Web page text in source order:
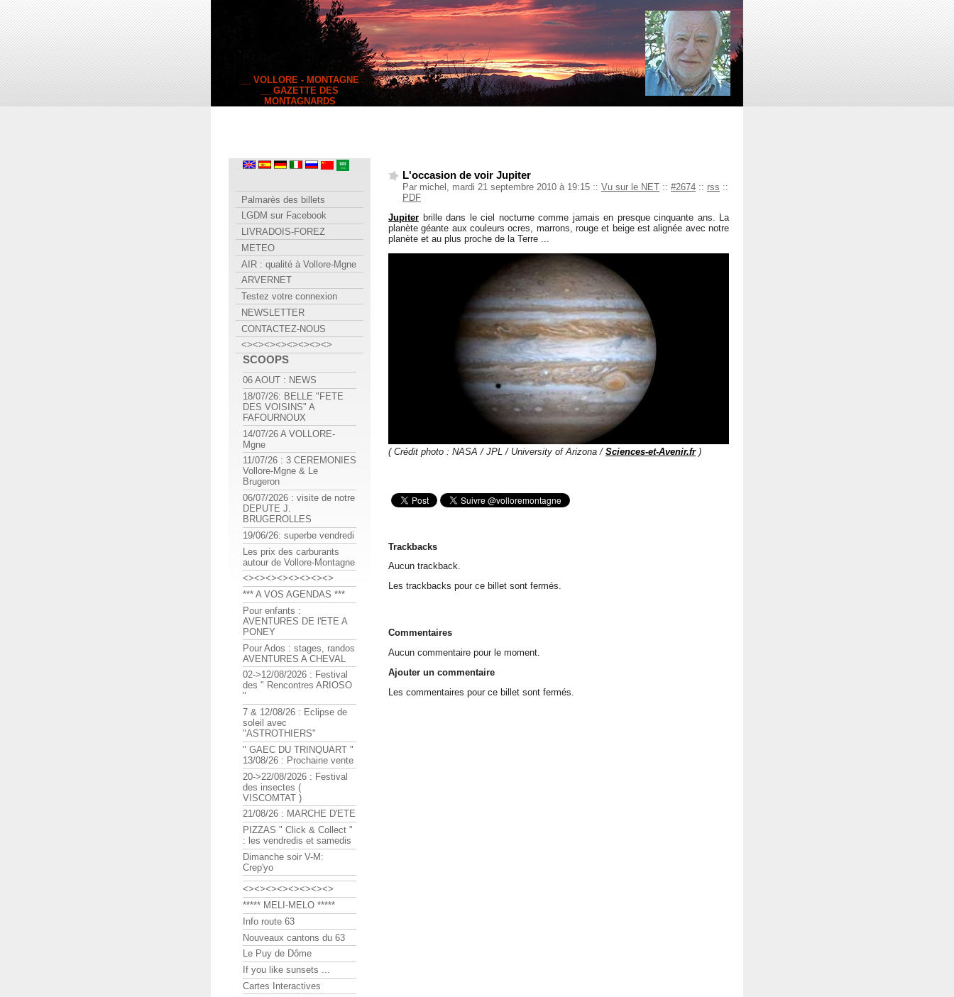
__ VOLLORE - MONTAGNE
__ GAZETTE DES
MONTAGNARDS
L'occasion de voir Jupiter
Par michel, mardi 21 septembre 2010 à 19:15 :: Vu sur le NET :: #2674 :: rss ::
PDF
Jupiter brille dans le ciel nocturne comme jamais en presque cinquante ans. La
planète géante aux couleurs ocres, marrons, rouge et beige est alignée avec notre
planète et au plus proche de la Terre ...
( Crédit photo : NASA / JPL / University of Arizona / Sciences-et-Avenir.fr)
Trackbacks
Aucun trackback.
Les trackbacks pour ce billet sont fermés.
Commentaires
Aucun commentaire pour le moment.
Ajouter un commentaire
Les commentaires pour ce billet sont fermés.
Palmarès des billets
LGDM sur Facebook
LIVRADOIS-FOREZ
METEO
AIR : qualité à Vollore-Mgne
ARVERNET
Testez votre connexion
NEWSLETTER
CONTACTEZ-NOUS
<><><><><><><><>
SCOOPS
06 AOUT : NEWS
18/07/26: BELLE "FETE
DES VOISINS" A
FAFOURNOUX
14/07/26 A VOLLORE-
Mgne
11/07/26 : 3 CEREMONIES
Vollore-Mgne & Le
Brugeron
06/07/2026 : visite de notre
DEPUTE J.
BRUGEROLLES
19/06/26: superbe vendredi
Les prix des carburants
autour de Vollore-Montagne
<><><><><><><><>
*** A VOS AGENDAS ***
Pour enfants :
AVENTURES DE l'ETE A
PONEY
Pour Ados : stages, randos
AVENTURES A CHEVAL
02->12/08/2026 : Festival
des " Rencontres ARIOSO
"
7 & 12/08/26 : Eclipse de
soleil avec
"ASTROTHIERS"
" GAEC DU TRINQUART "
13/08/26 : Prochaine vente
20->22/08/2026 : Festival
des insectes (
VISCOMTAT )
21/08/26 : MARCHE D'ETE
PIZZAS " Click & Collect "
: les vendredis et samedis
Dimanche soir V-M:
Crep'yo
<><><><><><><><>
***** MELI-MELO *****
Info route 63
Nouveaux cantons du 63
Le Puy de Dôme
If you like sunsets ...
Cartes Interactives